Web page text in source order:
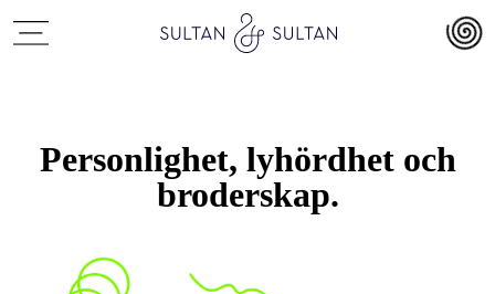
Personlighet, lyhördhet och
broderskap.